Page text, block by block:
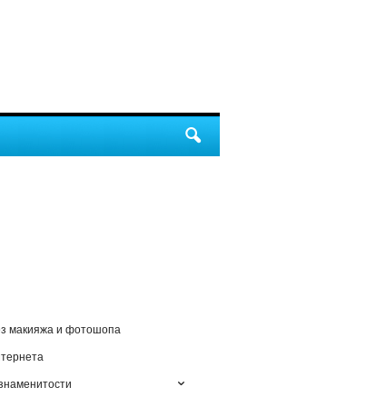
макияжа и фотошопа